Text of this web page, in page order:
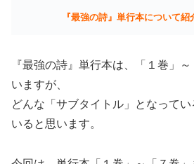
『最強の詩』単行本について
『最強の詩』単行本は、「１巻」
いますが、
どんな「サブタイトル」となって
いると思います。